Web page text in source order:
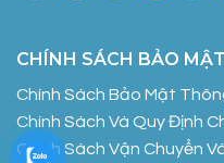
CHÍNH SÁCH BẢO MẬT
Chính Sách Bảo Mật
Chính Sách Và Quy Định
Chính Sách Vận Chuyển